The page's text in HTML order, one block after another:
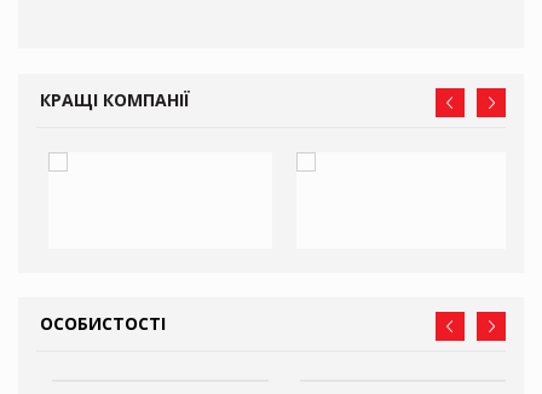
КРАЩІ КОМПАНІЇ
ОСОБИСТОСТІ